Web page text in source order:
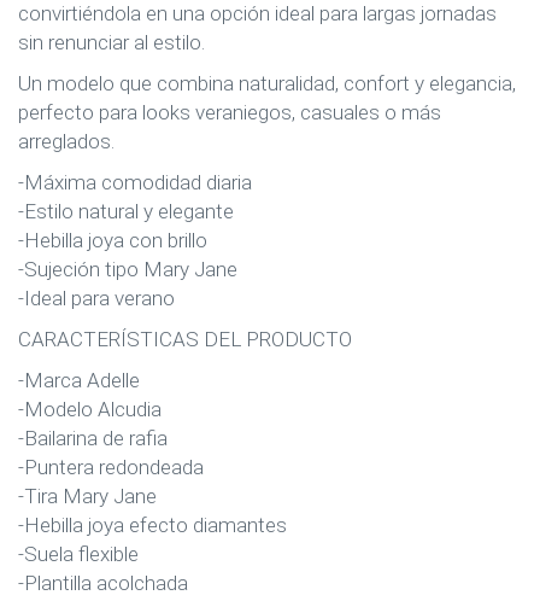
convirtiéndola en una opción ideal para largas jornadas
sin renunciar al estilo.
Un modelo que combina naturalidad, confort y elegancia,
perfecto para looks veraniegos, casuales o más
arreglados.
-Máxima comodidad diaria
-Estilo natural y elegante
-Hebilla joya con brillo
-Sujeción tipo Mary Jane
-Ideal para verano
CARACTERÍSTICAS DEL PRODUCTO
-Marca Adelle
-Modelo Alcudia
-Bailarina de rafia
-Puntera redondeada
-Tira Mary Jane
-Hebilla joya efecto diamantes
-Suela flexible
-Plantilla acolchada